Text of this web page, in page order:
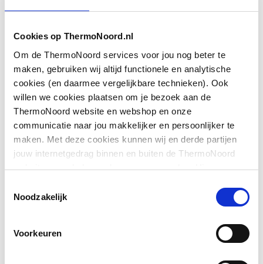
Cookies op ThermoNoord.nl
Om de ThermoNoord services voor jou nog beter te
maken, gebruiken wij altijd functionele en analytische
cookies (en daarmee vergelijkbare technieken). Ook
willen we cookies plaatsen om je bezoek aan de
ThermoNoord website en webshop en onze
communicatie naar jou makkelijker en persoonlijker te
maken. Met deze cookies kunnen wij en derde partijen
jouw internetgedrag binnen en buiten de ThermoNoord
website en webshop volgen en verzamelen. Hiermee
communicatie aan jouw interesses aan. We slaan je
Noodzakelijk
Voorkeuren
Extra helder Nee
Gemakkelijk te reinigen
behandeling
Nee
Geschikt voor
hoekmontage
Ja
Geschikt voor montage
op douchebak
Ja
op tegelvloer
Geschikt voor U-
Toon meer
Downloads
Overigapplication/pdf,959 KB
BIMapplication/zip,529 KB
CE_Certificaat
BIMapplication/zip